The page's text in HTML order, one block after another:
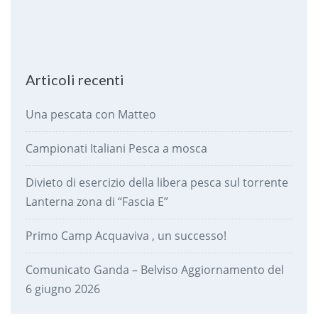
Articoli recenti
Una pescata con Matteo
Campionati Italiani Pesca a mosca
Divieto di esercizio della libera pesca sul torrente
Lanterna zona di “Fascia E”
Primo Camp Acquaviva , un successo!
Comunicato Ganda – Belviso Aggiornamento del
6 giugno 2026